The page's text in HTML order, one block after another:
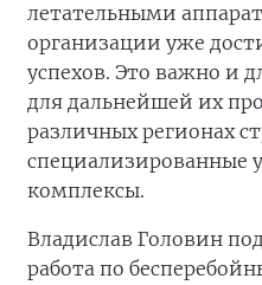
летательными
организации уже
успехов. Это важно и
для дальнейшей их
различных регионах
специализированные
комплексы.
Владислав Головин
работа по